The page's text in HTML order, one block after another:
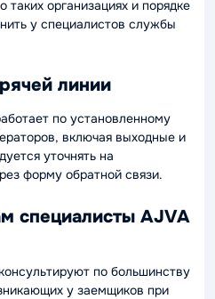
организациях и порядке
у специалистов службы
линии
по установленному
включая выходные и
уточнять на
форму обратной связи.
специалисты AJVA
по большинству
у заемщиков при